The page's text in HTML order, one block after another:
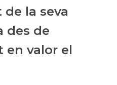
la seva
des de
en valor el